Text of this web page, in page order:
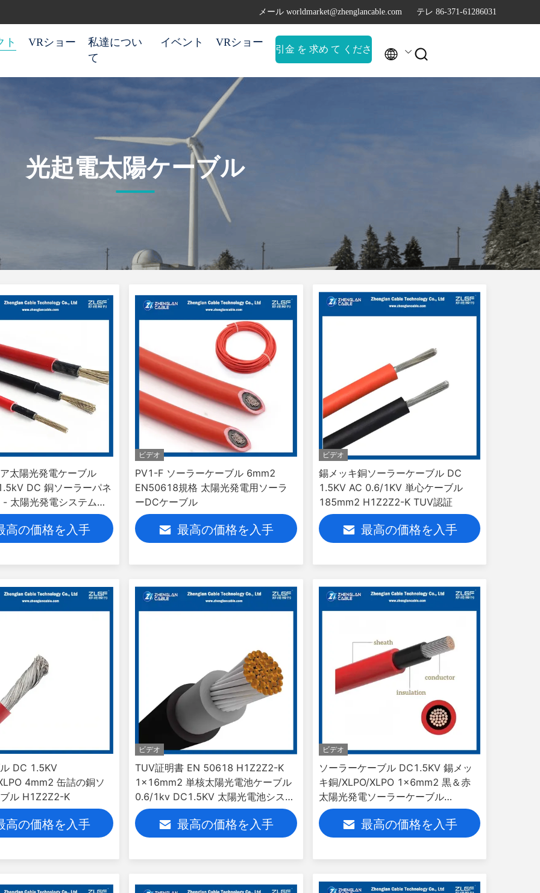
メール worldmarket@zhenglancable.com テレ 86-371-61286031
ト VRショー
私達につい
て
イベント VRショー
引金 を 求め て くださ
い
 
光起電太陽ケーブル
太陽光発電ケーブル
DC 銅ソーラーパネ
太陽光発電システム用
ーブル
高の価格を入手
ビデオ
PV1-F ソーラーケーブル 6mm2
EN50618規格 太陽光発電用ソーラ
ーDCケーブル
最高の価格を入手
ビデオ
錫メッキ銅ソーラーケーブル DC
1.5KV AC 0.6/1KV 単心ケーブル
185mm2 H1Z2Z2-K TUV認証
最高の価格を入手
DC 1.5KV
4mm2 缶詰の銅ソ
ル H1Z2Z2-K
高の価格を入手
ビデオ
TUV証明書 EN 50618 H1Z2Z2-K
1x16mm2 単核太陽光電池ケーブル
0.6/1kv DC1.5KV 太陽光電池システ
ム用直流ケーブル
最高の価格を入手
ビデオ
ソーラーケーブル DC1.5KV 錫メッ
キ銅/XLPO/XLPO 1x6mm2 黒＆赤
太陽光発電ソーラーケーブル
H1Z2Z2-K
最高の価格を入手